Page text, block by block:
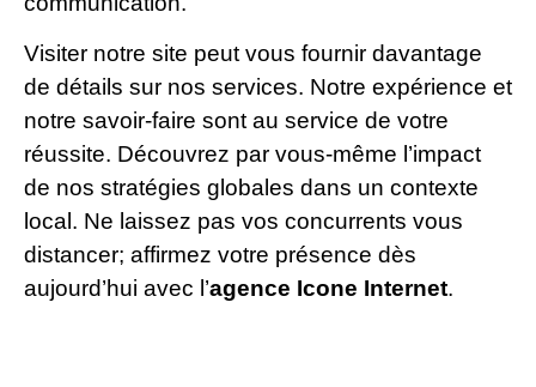
Visiter notre site peut vous fournir davantage
de détails sur nos services. Notre expérience et
notre savoir-faire sont au service de votre
réussite. Découvrez par vous-même l’impact
de nos stratégies globales dans un contexte
local. Ne laissez pas vos concurrents vous
distancer; affirmez votre présence dès
aujourd’hui avec l’agence Icone Internet.